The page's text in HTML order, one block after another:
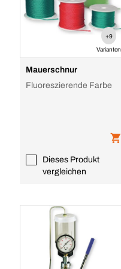
+9
Varianten
Mauerschnur
Fluoreszierende Farbe
Dieses Produkt
vergleichen